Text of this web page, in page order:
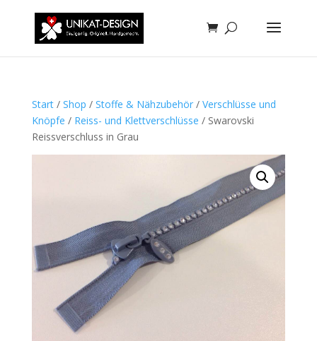
Start/ Shop / Stoffe & Nähzubehör/ Verschlüsse und
Knöpfe / Reiss- und Klettverschlüsse / Swarovski
Reissverschluss in Grau